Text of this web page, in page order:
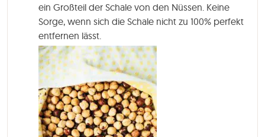
ein Großteil der Schale von den Nüssen. Keine
Sorge, wenn sich die Schale nicht zu 100% perfekt
entfernen lässt.